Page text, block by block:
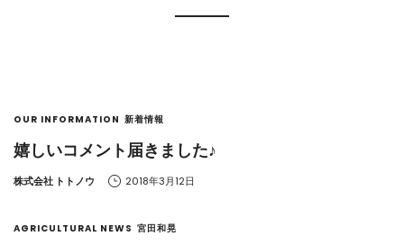
OUR INFORMATION 新着情報
嬉しいコメント届きました♪
by
株式会社 トトノウ 2018年3月12日
AGRICULTURAL NEWS 宮田和晃